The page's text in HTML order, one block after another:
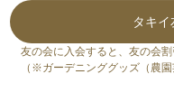
タキ
友の会に入会すると、友の会
（※ガーデニンググッズ（農